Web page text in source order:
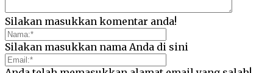
Silakan masukkan komentar anda!
Silakan masukkan nama Anda di sini